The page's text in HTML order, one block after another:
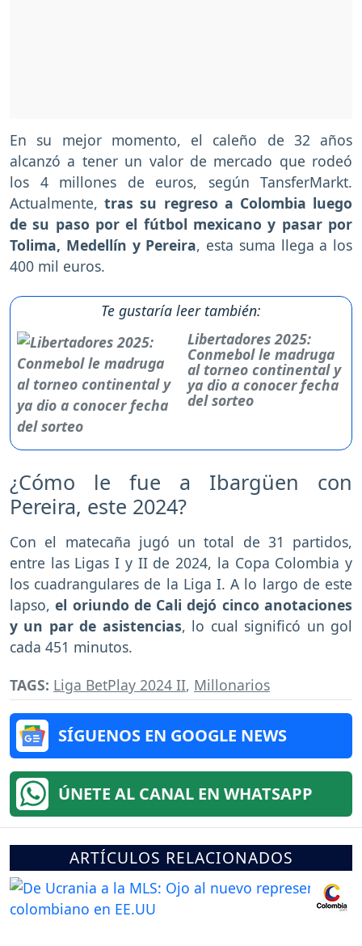
En su mejor momento, el caleño de 32 años
alcanzó a tener un valor de mercado que rodeó
los 4 millones de euros, según TansferMarkt.
Actualmente,tras su regreso a Colombia luego
de su paso por el fútbol mexicano y pasar por
Tolima, Medellín y Pereira, esta suma llega a los
400 mil euros.
Te gustaría leer también:
Libertadores 2025:
Conmebol le madruga
al torneo continental y
ya dio a conocer fecha
del sorteo
¿Cómo le fue a Ibargüen con
Pereira, este 2024?
Con el matecaña jugó un total de 31 partidos,
entre las Ligas I y II de 2024, la Copa Colombia y
los cuadrangulares de la Liga I. A lo largo de este
lapso,el oriundo de Cali dejó cinco anotaciones
y un par de asistencias, lo cual significó un gol
cada 451 minutos.
TAGS: Liga BetPlay 2024 II, Millonarios
SÍGUENOS EN GOOGLE NEWS
ÚNETE AL CANAL EN WHATSAPP
ARTÍCULOS RELACIONADOS